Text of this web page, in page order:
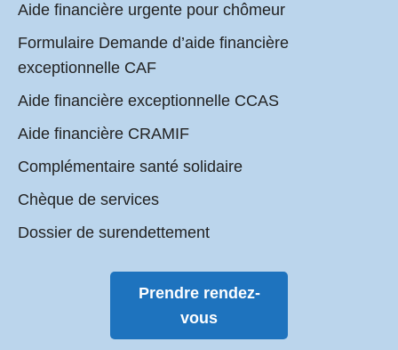
Aide financière urgente pour chômeur
Formulaire Demande d’aide financière
exceptionnelle CAF
Aide financière exceptionnelle CCAS
Aide financière CRAMIF
Complémentaire santé solidaire
Chèque de services
Dossier de surendettement
Prendre rendez-
vous